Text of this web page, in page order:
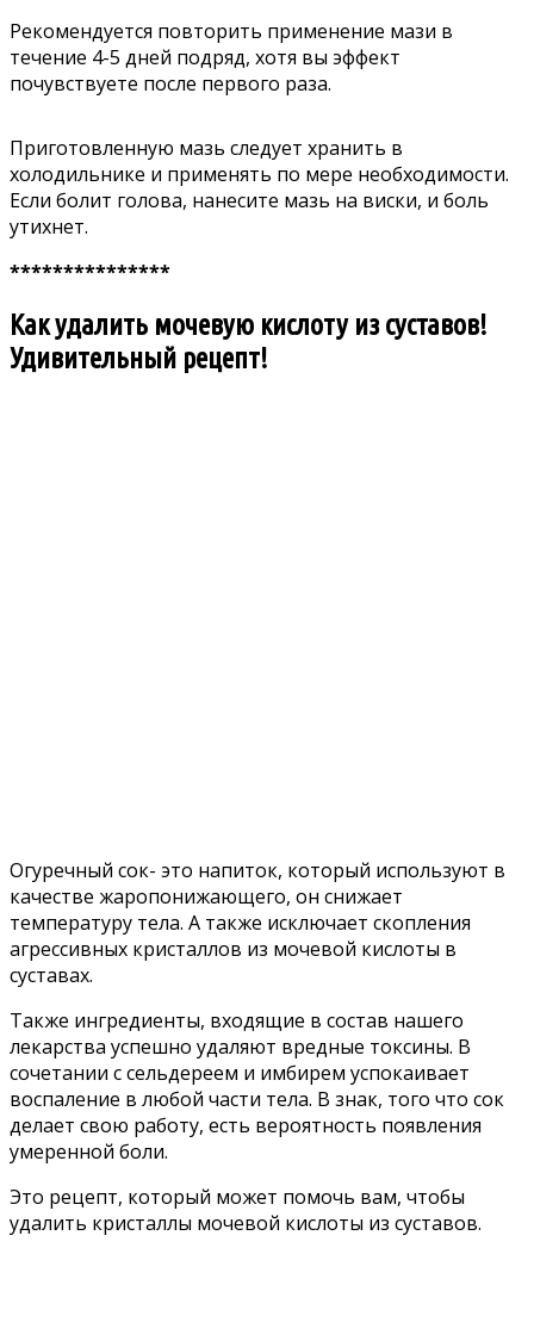
Рекомендуется повторить применение мази в
течение 4-5 дней подряд, хотя вы эффект
почувствуете после первого раза.
Приготовленную мазь следует хранить в
холодильнике и применять по мере необходимости.
Если болит голова, нанесите мазь на виски, и боль
утихнет.
***************
Как удалить мочевую кислоту из суставов!
Удивительный рецепт!
Огуречный сок- это напиток, который используют в
качестве жаропонижающего, он снижает
температуру тела. А также исключает скопления
агрессивных кристаллов из мочевой кислоты в
суставах.
Также ингредиенты, входящие в состав нашего
лекарства успешно удаляют вредные токсины. В
сочетании с сельдереем и имбирем успокаивает
воспаление в любой части тела. В знак, того что сок
делает свою работу, есть вероятность появления
умеренной боли.
Это рецепт, который может помочь вам, чтобы
удалить кристаллы мочевой кислоты из суставов.